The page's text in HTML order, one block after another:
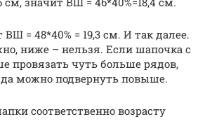
= 48*40% = 19,3 см. И так далее.
ниже – нельзя. Если шапочка с
провязать чуть больше рядов,
можно подвернуть повыше.
соответственно возрасту